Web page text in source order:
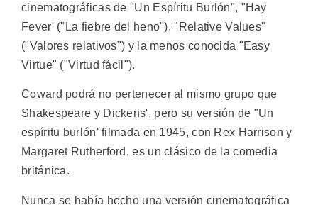
cinematográficas de "Un Espíritu Burlón", "Hay
Fever' ("La fiebre del heno"), "Relative Values"
("Valores relativos") y la menos conocida "Easy
Virtue" ("Virtud fácil").
Coward podrá no pertenecer al mismo grupo que
Shakespeare y Dickens', pero su versión de "Un
espíritu burlón' filmada en 1945, con Rex Harrison y
Margaret Rutherford, es un clásico de la comedia
británica.
Nunca se había hecho una versión cinematográfica